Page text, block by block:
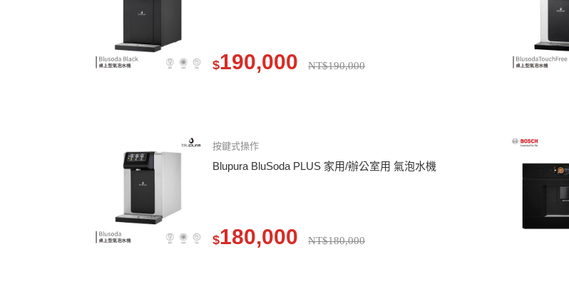
$190,000 NT$190,000
按鍵式操作
Blupura BluSoda PLUS 家用/辦公室用 氣泡水機
$180,000 NT$180,000